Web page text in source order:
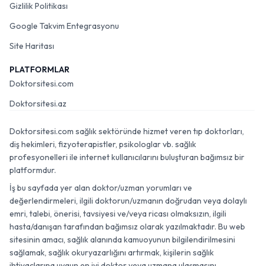
Gizlilik Politikası
Google Takvim Entegrasyonu
Site Haritası
PLATFORMLAR
Doktorsitesi.com
Doktorsitesi.az
Doktorsitesi.com sağlık sektöründe hizmet veren tıp doktorları,
diş hekimleri, fizyoterapistler, psikologlar vb. sağlık
profesyonelleri ile internet kullanıcılarını buluşturan bağımsız bir
platformdur.
İş bu sayfada yer alan doktor/uzman yorumları ve
değerlendirmeleri, ilgili doktorun/uzmanın doğrudan veya dolaylı
emri, talebi, önerisi, tavsiyesi ve/veya ricası olmaksızın, ilgili
hasta/danışan tarafından bağımsız olarak yazılmaktadır. Bu web
sitesinin amacı, sağlık alanında kamuoyunun bilgilendirilmesini
sağlamak, sağlık okuryazarlığını artırmak, kişilerin sağlık